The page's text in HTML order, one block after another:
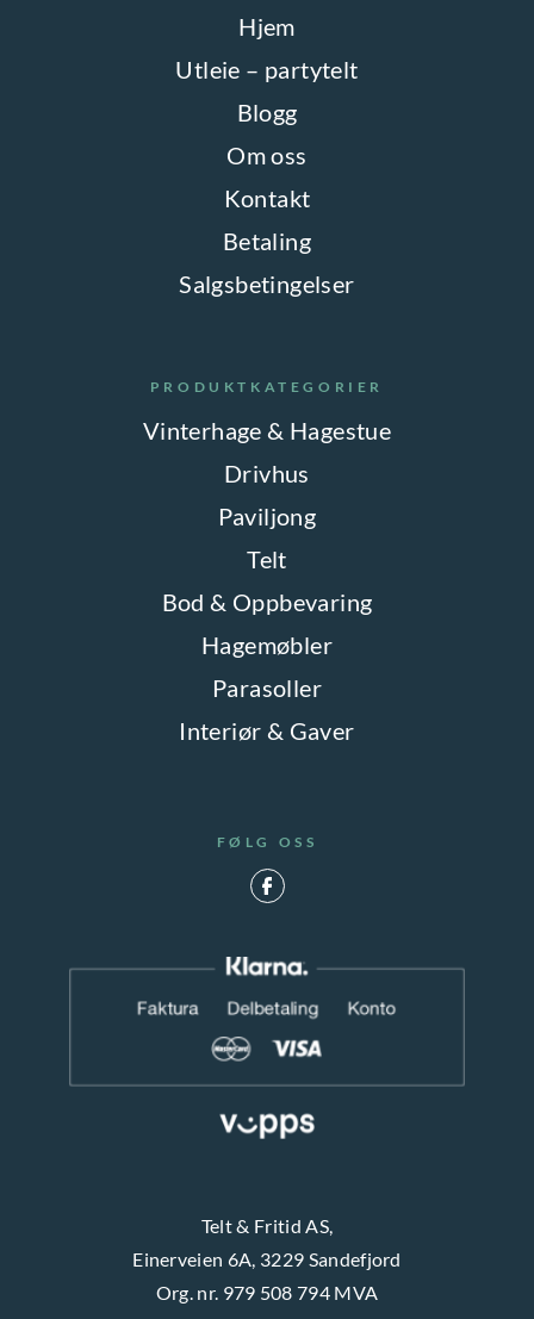
Hjem
Utleie – partytelt
Blogg
Om oss
Kontakt
Betaling
Salgsbetingelser
PRODUKTKATEGORIER
Vinterhage & Hagestue
Drivhus
Paviljong
Telt
Bod & Oppbevaring
Hagemøbler
Parasoller
Interiør & Gaver
FØLG OSS
Telt & Fritid AS,
Einerveien 6A, 3229 Sandefjord
Org. nr. 979 508 794 MVA